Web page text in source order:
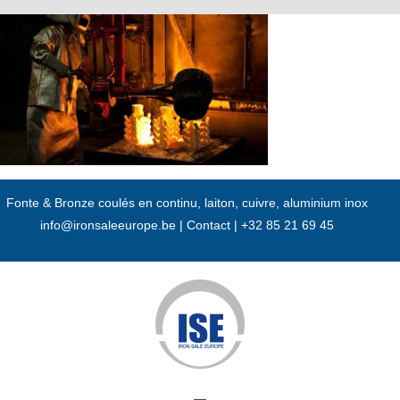
Passer
contenu
Fonte & Bronze coulés en continu, laiton, cuivre, aluminium inox
info@ironsaleeurope.be| Contact | +32 85 21 69 45